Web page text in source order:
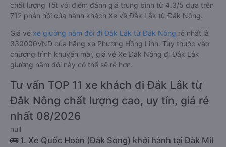
chất lượng Tốt với điểm đánh giá trung bình từ 4.3/5 dựa trên
712 phản hồi của hành khách Xe về Đắk Lắk từ Đắk Nông.
Giá vé xe giường nằm đôi đi Đắk Lắk từ Đắk Nông rẻ nhất là
330000VND của hãng xe Phương Hồng Linh. Tùy thuộc vào
chương trình khuyến mãi, giá vé Xe Đắk Nông đi Đắk Lắk
giường nằm đôi này có thể sẽ rẻ hơn.
Tư vấn TOP 11 xe khách đi Đắk Lắk từ
Đắk Nông chất lượng cao, uy tín, giá rẻ
nhất 08/2026
null
🚌 1. Xe Quốc Hoàn (Đắk Song) khởi hành tại Đăk Mil